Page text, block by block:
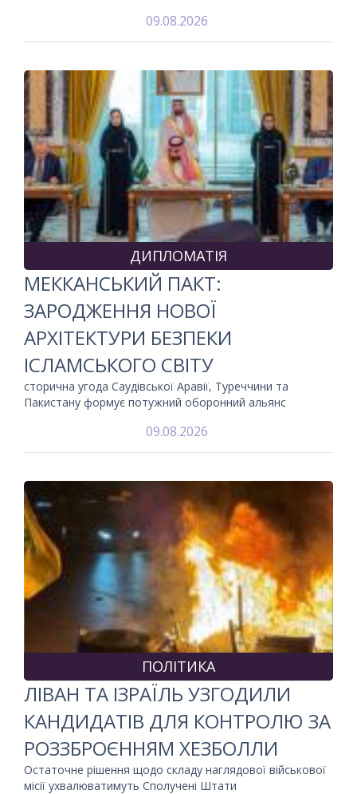
09.08.2026
ДИПЛОМАТІЯ
МЕККАНСЬКИЙ ПАКТ:
ЗАРОДЖЕННЯ НОВОЇ
АРХІТЕКТУРИ БЕЗПЕКИ
ІСЛАМСЬКОГО СВІТУ
сторична угода Саудівської Аравії, Туреччини та
Пакистану формує потужний оборонний альянс
09.08.2026
ПОЛІТИКА
ЛІВАН ТА ІЗРАЇЛЬ УЗГОДИЛИ
КАНДИДАТІВ ДЛЯ КОНТРОЛЮ ЗА
РОЗЗБРОЄННЯМ ХЕЗБОЛЛИ
Остаточне рішення щодо складу наглядової військової
місії ухвалюватимуть Сполучені Штати